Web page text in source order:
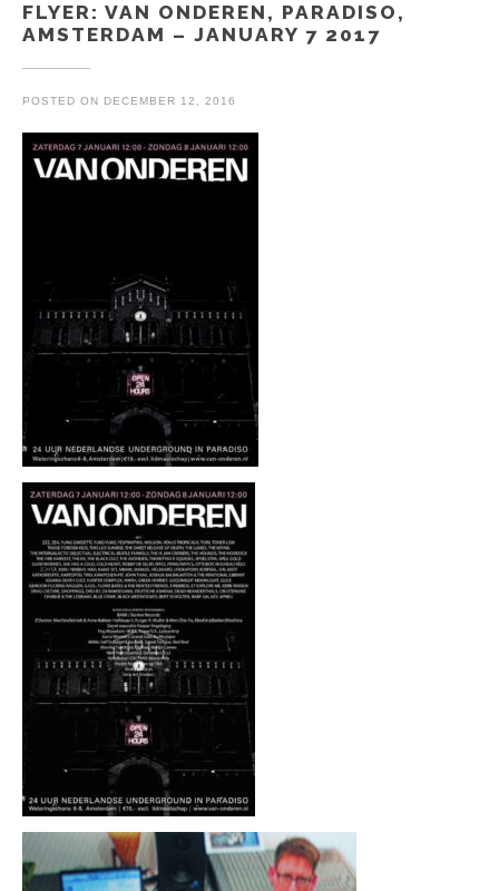
FLYER: VAN ONDEREN, PARADISO,
AMSTERDAM – JANUARY 7 2017
POSTED ON DECEMBER 12, 2016